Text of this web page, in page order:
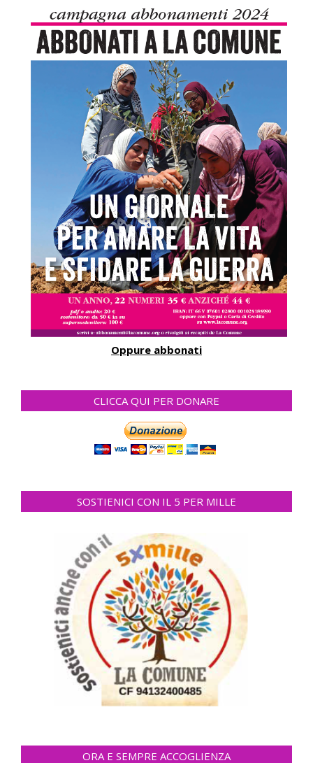
Oppure abbonati
CLICCA QUI PER DONARE
SOSTIENICI CON IL 5 PER MILLE
ORA E SEMPRE ACCOGLIENZA